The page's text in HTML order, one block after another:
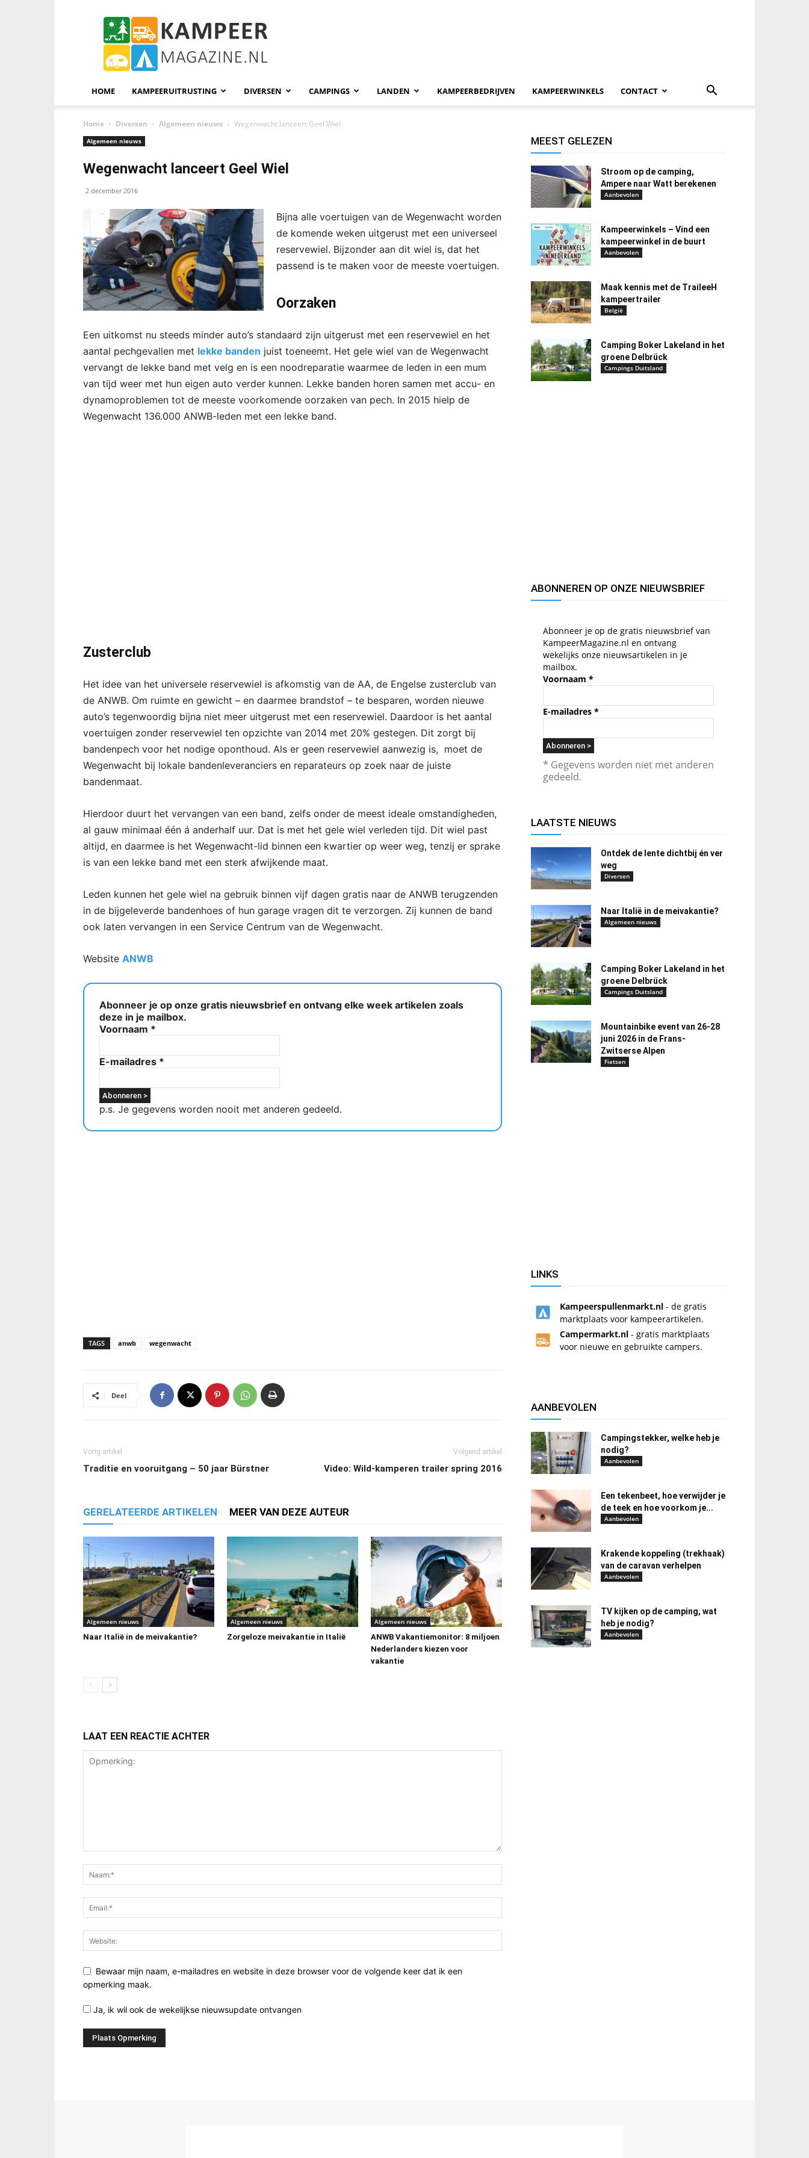
KampeerMagazine
HOME KAMPEERUITRUSTING DIVERSEN CAMPINGS LANDEN KAMPEERBEDRIJVEN KAMPEERWINKELS CONTACT
Home Diversen Algemeen nieuws Wegenwacht lanceert Geel Wiel
Algemeen nieuws
Wegenwacht lanceert Geel Wiel
2 december 2016
Bijna alle voertuigen van de Wegenwacht worden
de komende weken uitgerust met een universeel
reservewiel. Bijzonder aan dit wiel is, dat het
passend is te maken voor de meeste voertuigen.
Oorzaken
Een uitkomst nu steeds minder auto’s standaard zijn uitgerust met een reservewiel en het
aantal pechgevallen met lekke banden juist toeneemt. Het gele wiel van de Wegenwacht
vervangt de lekke band met velg en is een noodreparatie waarmee de leden in een mum
van tijd weer met hun eigen auto verder kunnen. Lekke banden horen samen met accu- en
dynamoproblemen tot de meeste voorkomende oorzaken van pech. In 2015 hielp de
Wegenwacht 136.000 ANWB-leden met een lekke band.
Zusterclub
Het idee van het universele reservewiel is afkomstig van de AA, de Engelse zusterclub van
de ANWB. Om ruimte en gewicht – en daarmee brandstof – te besparen, worden nieuwe
auto’s tegenwoordig bijna niet meer uitgerust met een reservewiel. Daardoor is het aantal
voertuigen zonder reservewiel ten opzichte van 2014 met 20% gestegen. Dit zorgt bij
bandenpech voor het nodige oponthoud. Als er geen reservewiel aanwezig is, moet de
Wegenwacht bij lokale bandenleveranciers en reparateurs op zoek naar de juiste
bandenmaat.
Hierdoor duurt het vervangen van een band, zelfs onder de meest ideale omstandigheden,
al gauw minimaal één á anderhalf uur. Dat is met het gele wiel verleden tijd. Dit wiel past
altijd, en daarmee is het Wegenwacht-lid binnen een kwartier op weer weg, tenzij er sprake
is van een lekke band met een sterk afwijkende maat.
Leden kunnen het gele wiel na gebruik binnen vijf dagen gratis naar de ANWB terugzenden
in de bijgeleverde bandenhoes of hun garage vragen dit te verzorgen. Zij kunnen de band
ook laten vervangen in een Service Centrum van de Wegenwacht.
Website ANWB
Abonneer je op onze gratis nieuwsbrief en ontvang elke week artikelen zoals
deze in je mailbox.
Voornaam *
E-mailadres *
p.s. Je gegevens worden nooit met anderen gedeeld.
TAGS anwb wegenwacht
Deel
Vorig artikel
Traditie en vooruitgang – 50 jaar Bürstner
Volgend artikel
Video: Wild-kamperen trailer spring 2016
GERELATEERDE ARTIKELEN MEER VAN DEZE AUTEUR
Algemeen nieuws
Naar Italië in de meivakantie?
Algemeen nieuws
Zorgeloze meivakantie in Italië
Algemeen nieuws
ANWB Vakantiemonitor: 8 miljoen
Nederlanders kiezen voor
vakantie
LAAT EEN REACTIE ACHTER
Bewaar mijn naam, e-mailadres en website in deze browser voor de volgende keer dat ik een
opmerking maak.
Ja, ik wil ook de wekelijkse nieuwsupdate ontvangen
MEEST GELEZEN
Stroom op de camping,
Ampere naar Watt berekenen
Aanbevolen
Kampeerwinkels – Vind een
kampeerwinkel in de buurt
Aanbevolen
Maak kennis met de TraileeH
kampeertrailer
België
Camping Boker Lakeland in het
groene Delbrück
Campings Duitsland
ABONNEREN OP ONZE NIEUWSBRIEF
Abonneer je op de gratis nieuwsbrief van
KampeerMagazine.nl en ontvang
wekelijks onze nieuwsartikelen in je
mailbox.
Voornaam *
E-mailadres *
* Gegevens worden niet met anderen
gedeeld.
LAATSTE NIEUWS
Ontdek de lente dichtbij én ver
weg
Diversen
Naar Italië in de meivakantie?
Algemeen nieuws
Camping Boker Lakeland in het
groene Delbrück
Campings Duitsland
Mountainbike event van 26-28
juni 2026 in de Frans-
Zwitserse Alpen
Fietsen
LINKS
Kampeerspullenmarkt.nl - de gratis
marktplaats voor kampeerartikelen.
Campermarkt.nl - gratis marktplaats
voor nieuwe en gebruikte campers.
AANBEVOLEN
Campingstekker, welke heb je
nodig?
Aanbevolen
Een tekenbeet, hoe verwijder je
de teek en hoe voorkom je...
Aanbevolen
Krakende koppeling (trekhaak)
van de caravan verhelpen
Aanbevolen
TV kijken op de camping, wat
heb je nodig?
Aanbevolen